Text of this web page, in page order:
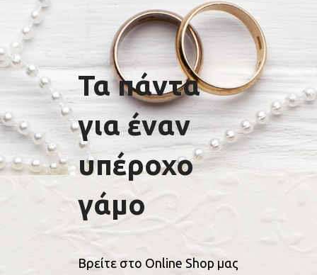
Τα πάντα
για έναν
υπέροχο
γάμο
Βρείτε στο Online Shop μας